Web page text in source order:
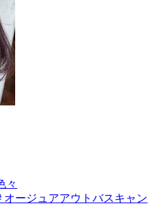
々
ージュアアウトバスキャン